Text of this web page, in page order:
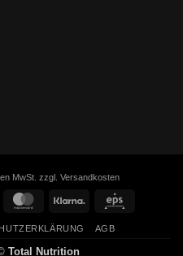
MwSt. zzgl. Versandkosten
MasterCard Klarna
AGB
Total Nutrition